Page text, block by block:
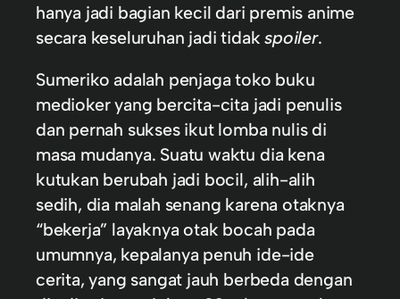
hanya jadi bagian kecil dari premis anime
secara keseluruhan jadi tidakspoiler.
Sumeriko adalah penjaga toko buku
medioker yang bercita-cita jadi penulis
dan pernah sukses ikut lomba nulis di
masa mudanya. Suatu waktu dia kena
kutukan berubah jadi bocil, alih-alih
sedih, dia malah senang karena otaknya
“bekerja” layaknya otak bocah pada
umumnya, kepalanya penuh ide-ide
cerita, yang sangat jauh berbeda dengan